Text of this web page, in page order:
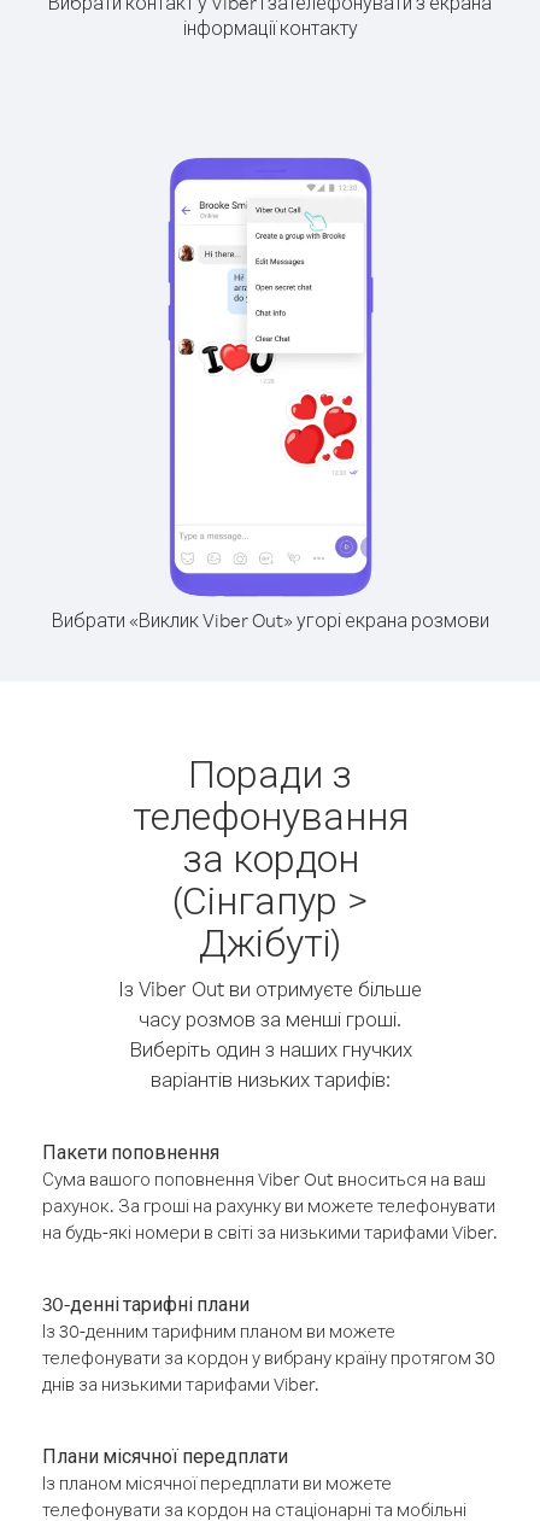
інформації контакту
Вибрати «Виклик Viber Out» угорі екрана розмови
Поради з
телефонування
за кордон
(Сінгапур >
Джібуті)
Із Viber Out ви отримуєте більше
часу розмов за менші гроші.
Виберіть один з наших гнучких
варіантів низьких тарифів:
Пакети поповнення
Сума вашого поповнення Viber Out вноситься на ваш
рахунок. За гроші на рахунку ви можете телефонувати
на будь-які номери в світі за низькими тарифами Viber.
30-денні тарифні плани
Із 30-денним тарифним планом ви можете
телефонувати за кордон у вибрану країну протягом 30
днів за низькими тарифами Viber.
Плани місячної передплати
Із планом місячної передплати ви можете
телефонувати за кордон на стаціонарні та мобільні